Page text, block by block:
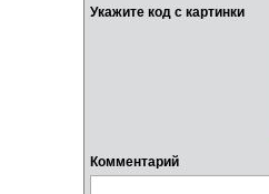
Укажите код с картинки
Комментарий